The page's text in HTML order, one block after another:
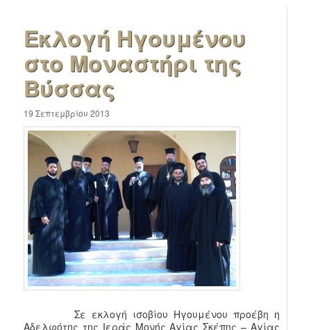
Εκλογή Ηγουμένου
στο Μοναστήρι της
Βύσσας
19 Σεπτεμβρίου 2013
Σε εκλογή ισοβίου Ηγουμένου προέβη η
Αδελφότης της Ιεράς Μονής Αγίας Σκέπης – Αγίας